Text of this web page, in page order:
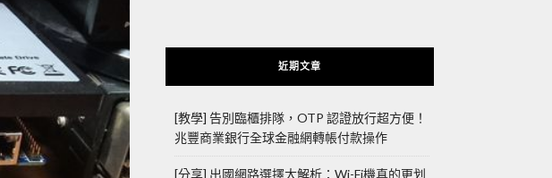
近期文章
[教學] 告別臨櫃排隊，OTP 認證放行超方便！
兆豐商業銀行全球金融網轉帳付款操作
[分享] 出國網路選擇大解析：Wi-Fi機真的更划